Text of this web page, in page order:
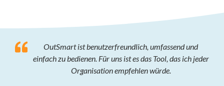
OutSmart ist benutzerfreundlich, umfassend und
einfach zu bedienen. Für uns ist es das Tool, das ich jeder
Organisation empfehlen würde.